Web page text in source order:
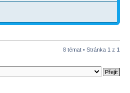
8 témat • Stránka 1 z 1